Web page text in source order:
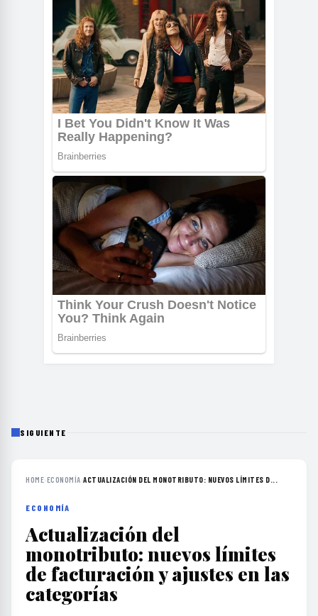
SIGUIENTE
HOME›ECONOMÍA›ACTUALIZACIÓN DEL MONOTRIBUTO: NUEVOS LÍMITES D...
ECONOMÍA
Actualización del
monotributo: nuevos límites
de facturación y ajustes en las
categorías